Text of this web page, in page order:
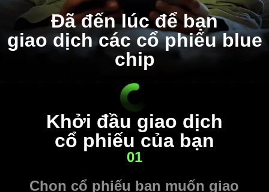
Đã đến lúc để bạn
giao dịch các cổ phiếu blue
chip
Khởi đầu giao dịch
cổ phiếu của bạn
01
Chọn cổ phiếu bạn muốn giao